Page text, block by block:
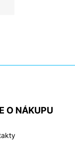
O NÁKUPU